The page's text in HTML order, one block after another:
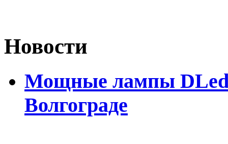
Новости
Мощные лампы DLed
Волгограде